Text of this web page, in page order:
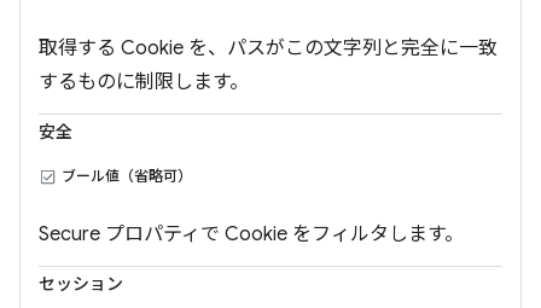
取得する Cookie を、パスがこの文字列と完全に一致
するものに制限します。
安全
ブール値（省略可）
Secure プロパティで Cookie をフィルタします。
セッション